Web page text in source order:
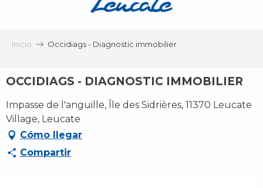
Inicio Occidiags - Diagnostic immobilier
OCCIDIAGS - DIAGNOSTIC IMMOBILIER
Impasse de l'anguille, Île des Sidrières, 11370 Leucate
Village, Leucate
Cómo llegar
Compartir